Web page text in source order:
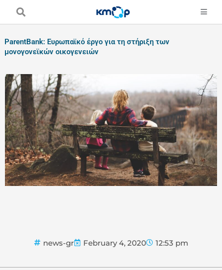
ParentBank: Ευρωπαϊκό έργο για τη στήριξη των
μονογονεϊκών οικογενειών
news-gr February 4, 2020 12:53 pm